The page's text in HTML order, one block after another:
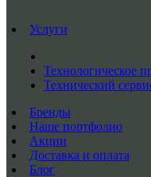
Услуги
Технологическое
Технический
Бренды
Наше портфолио
Акции
Доставка и оплата
Блог